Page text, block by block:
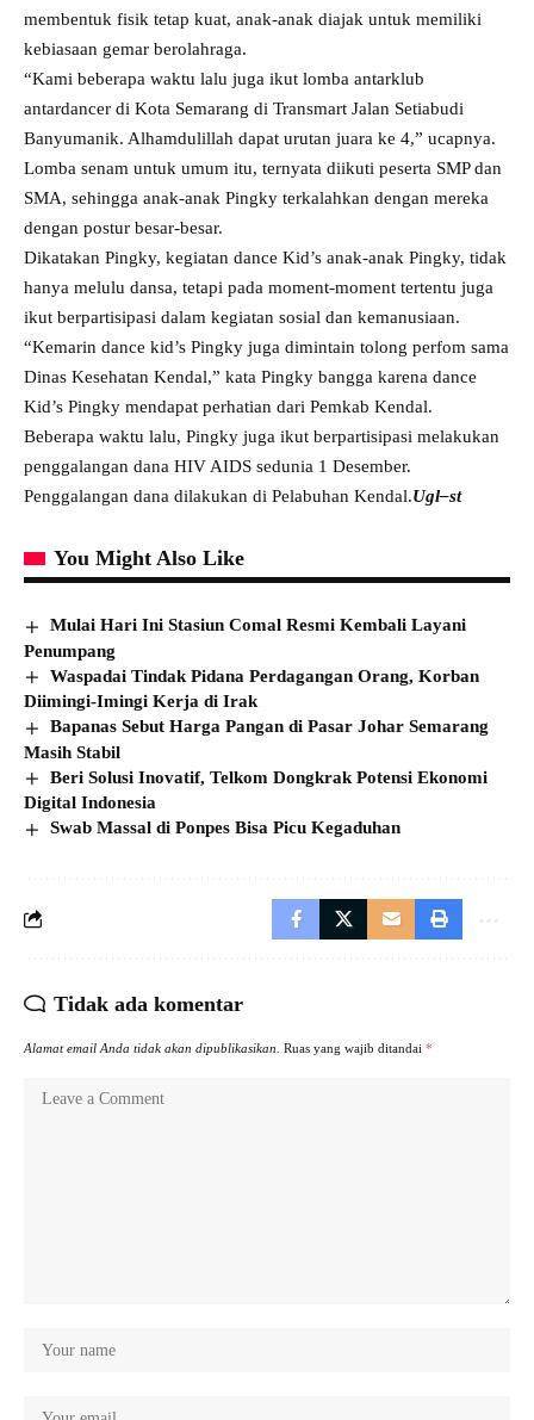
membentuk fisik tetap kuat, anak-anak diajak untuk memiliki
kebiasaan gemar berolahraga.
“Kami beberapa waktu lalu juga ikut lomba antarklub
antardancer di Kota Semarang di Transmart Jalan Setiabudi
Banyumanik. Alhamdulillah dapat urutan juara ke 4,” ucapnya.
Lomba senam untuk umum itu, ternyata diikuti peserta SMP dan
SMA, sehingga anak-anak Pingky terkalahkan dengan mereka
dengan postur besar-besar.
Dikatakan Pingky, kegiatan dance Kid’s anak-anak Pingky, tidak
hanya melulu dansa, tetapi pada moment-moment tertentu juga
ikut berpartisipasi dalam kegiatan sosial dan kemanusiaan.
“Kemarin dance kid’s Pingky juga dimintain tolong perfom sama
Dinas Kesehatan Kendal,” kata Pingky bangga karena dance
Kid’s Pingky mendapat perhatian dari Pemkab Kendal.
Beberapa waktu lalu, Pingky juga ikut berpartisipasi melakukan
penggalangan dana HIV AIDS sedunia 1 Desember.
Penggalangan dana dilakukan di Pelabuhan Kendal.Ugl–st
You Might Also Like
Mulai Hari Ini Stasiun Comal Resmi Kembali Layani
Penumpang
Waspadai Tindak Pidana Perdagangan Orang, Korban
Diimingi-Imingi Kerja di Irak
Bapanas Sebut Harga Pangan di Pasar Johar Semarang
Masih Stabil
Beri Solusi Inovatif, Telkom Dongkrak Potensi Ekonomi
Digital Indonesia
Swab Massal di Ponpes Bisa Picu Kegaduhan
Tidak ada komentar
Alamat email Anda tidak akan dipublikasikan. Ruas yang wajib ditandai *